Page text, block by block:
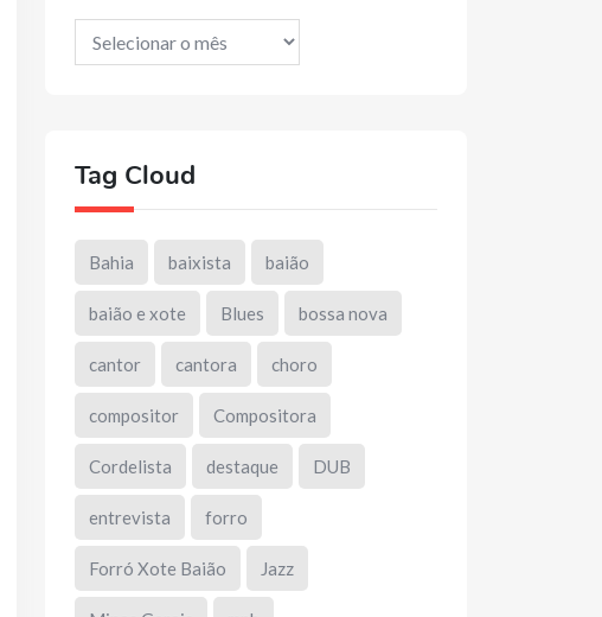
Arquivos
Tag Cloud
Bahia baixista baião
baião e xote Blues bossa nova
cantor cantora choro
compositor Compositora
Cordelista destaque DUB
entrevista forro
Forró Xote Baião Jazz